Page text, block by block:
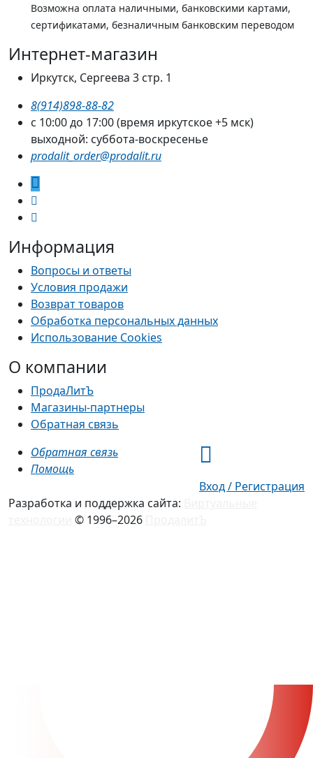
Возможна оплата наличными, банковскими картами,
сертификатами, безналичным банковским переводом
Интернет-магазин
Иркутск, Сергеева 3 стр. 1
8(914)898-88-82
с 10:00 до 17:00 (время иркутское +5 мск)
выходной: суббота-воскресенье
prodalit_order@prodalit.ru
Информация
Вопросы и ответы
Условия продажи
Возврат товаров
Обработка персональных данных
Использование Cookies
О компании
ПродаЛитЪ
Магазины-партнеры
Обратная связь
Обратная связь
Помощь
Вход / Регистрация
Разработка и поддержка сайта:
© 1996–2026